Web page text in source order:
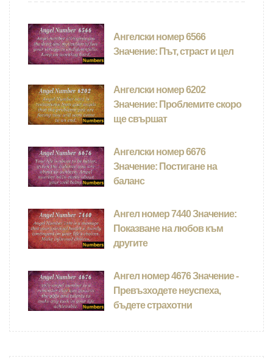
Ангелски номер 6566
Значение: Път, страст и цел
Ангелски номер 6202
Значение: Проблемите скоро
ще свършат
Ангелски номер 6676
Значение: Постигане на
баланс
Ангел номер 7440 Значение:
Показване на любов към
другите
Ангел номер 4676 Значение -
Превъзходете неуспеха,
бъдете страхотни